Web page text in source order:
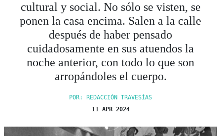
cultural y social. No sólo se visten, se
ponen la casa encima. Salen a la calle
después de haber pensado
cuidadosamente en sus atuendos la
noche anterior, con todo lo que son
arropándoles el cuerpo.
POR: REDACCIÓN TRAVESÍAS
11 APR 2024